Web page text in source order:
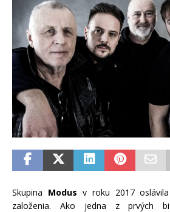
Skupina Modus v roku 2017
založenia. Ako jedna z prvých